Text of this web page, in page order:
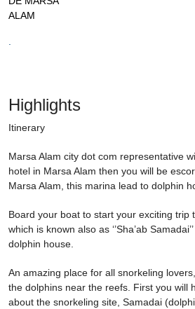
ALAM
Highlights
Itinerary
Marsa Alam city dot com representative
hotel in Marsa Alam then you will be
Marsa Alam, this marina lead to dolphin
Board your boat to start your exciting trip
which is known also as ‘’Sha’ab
dolphin house.
An amazing place for all snorkeling
the dolphins near the reefs. First you will
about the snorkeling site, Samadai